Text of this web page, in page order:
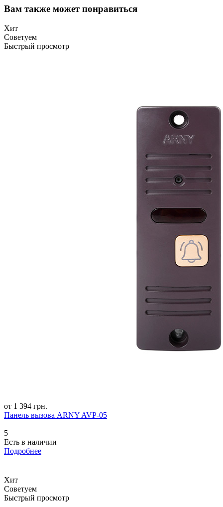
Вам также может понравиться
Хит
Советуем
Быстрый просмотр
от 1 394 грн.
Панель вызова ARNY AVP-05
5
Есть в наличии
Подробнее
Хит
Советуем
Быстрый просмотр